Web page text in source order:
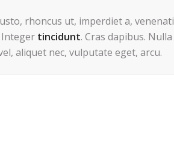
rhoncus ut, imperdiet a,
tincidunt. Cras dapibus.
aliquet nec, vulputate eget, arcu.